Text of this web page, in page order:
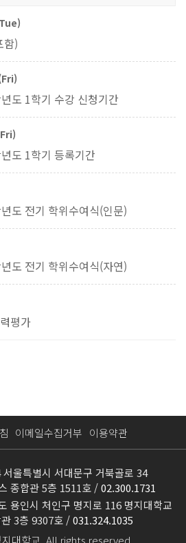
함)
도 1학기 수강 신청기간
도 1학기 등록기간
도 전기 학위수여식(인문)
도 전기 학위수여식(자연)
평가
이메일수집거부 이용약관
울특별시 서대문구 거북골로 34
종합관 5층 1511호 /02.300.1731
용인시 처인구 명지로 116 명지대학교
3층 9307호 /031.324.1035
대학교. All rights reserved.